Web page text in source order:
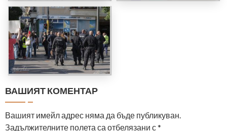
ВАШИЯТ КОМЕНТАР
Вашият имейл адрес няма да бъде публикуван.
Задължителните полета са отбелязани с*